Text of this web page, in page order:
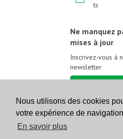
Nous utilisons des cookies
votre expérience de
En savoir plus
ts
Ne manquez
mises à jour
Inscrivez-vous à
newsletter
Suivez-nous sur